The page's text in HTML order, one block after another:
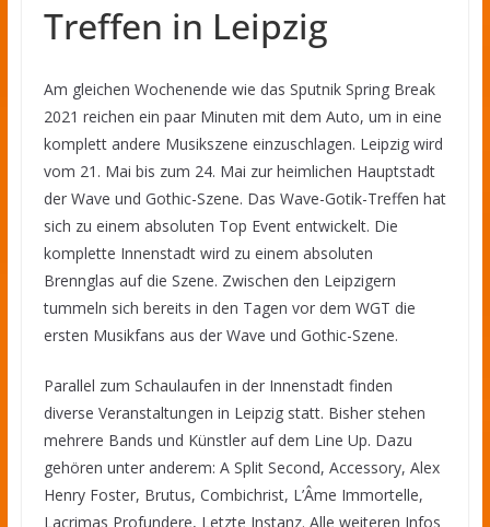
Treffen in Leipzig
Am gleichen Wochenende wie das Sputnik Spring Break
2021 reichen ein paar Minuten mit dem Auto, um in eine
komplett andere Musikszene einzuschlagen. Leipzig wird
vom 21. Mai bis zum 24. Mai zur heimlichen Hauptstadt
der Wave und Gothic-Szene. Das Wave-Gotik-Treffen hat
sich zu einem absoluten Top Event entwickelt. Die
komplette Innenstadt wird zu einem absoluten
Brennglas auf die Szene. Zwischen den Leipzigern
tummeln sich bereits in den Tagen vor dem WGT die
ersten Musikfans aus der Wave und Gothic-Szene.
Parallel zum Schaulaufen in der Innenstadt finden
diverse Veranstaltungen in Leipzig statt. Bisher stehen
mehrere Bands und Künstler auf dem Line Up. Dazu
gehören unter anderem: A Split Second, Accessory, Alex
Henry Foster, Brutus, Combichrist, L’Âme Immortelle,
Lacrimas Profundere, Letzte Instanz. Alle weiteren Infos